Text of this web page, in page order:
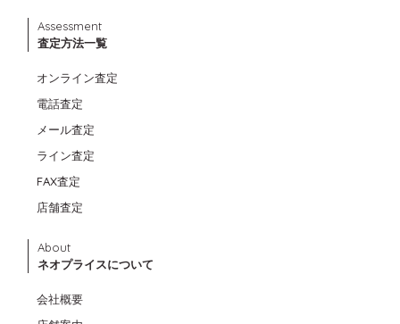
Assessment
査定方法一覧
オンライン査定
電話査定
メール査定
ライン査定
FAX査定
店舗査定
About
ネオプライスについて
会社概要